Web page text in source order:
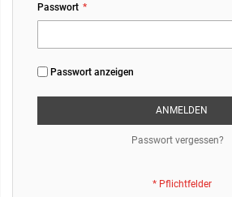
Passwort
Passwort anzeigen
ANMELDEN
Passwort vergessen?